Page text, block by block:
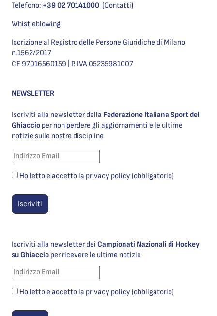
Telefono: +39 02 70141000 (Contatti)
Whistleblowing
Iscrizione al Registro delle Persone Giuridiche di Milano
n.1562/2017
CF 97016560159 | P. IVA 05235981007
NEWSLETTER
Iscriviti alla newsletter della Federazione Italiana Sport del
Ghiaccio per non perdere gli aggiornamenti e le ultime
notizie sulle nostre discipline
Ho letto e accetto la privacy policy (obbligatorio)
Iscriviti alla newsletter dei Campionati Nazionali di Hockey
su Ghiaccio per ricevere le ultime notizie
Ho letto e accetto la privacy policy (obbligatorio)